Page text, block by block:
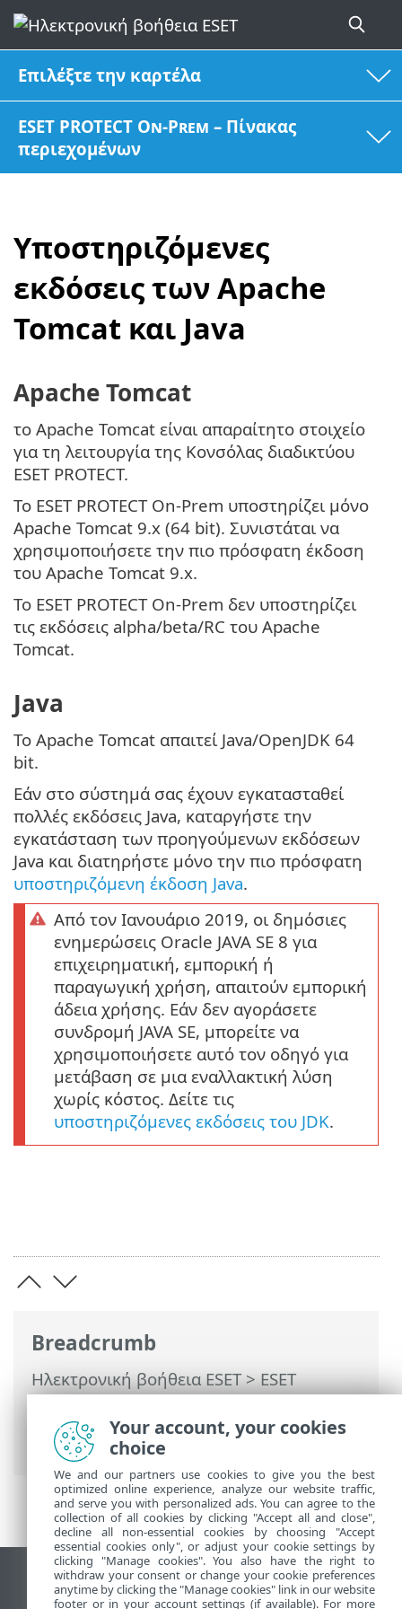
Επιλέξτε την καρτέλα
ESET PROTECT On-Prem – Πίνακας
περιεχομένων
Υποστηριζόμενες
εκδόσεις των Apache
Tomcat και Java
Breadcrumb
Ηλεκτρονική βοήθεια ESET>ESET
PROTECT On-Prem>Προδιαγραφές>
Υποστηριζόμενες εκδόσεις των Apache
Tomcat και Java
Apache Tomcat
το Apache Tomcat είναι απαραίτητο στοιχείο
για τη λειτουργία της Κονσόλας διαδικτύου
ESET PROTECT.
Το ESET PROTECT On-Prem υποστηρίζει μόνο
Apache Tomcat 9.x (64 bit). Συνιστάται να
χρησιμοποιήσετε την πιο πρόσφατη έκδοση
του Apache Tomcat 9.x.
Το ESET PROTECT On-Prem δεν υποστηρίζει
τις εκδόσεις alpha/beta/RC του Apache
Tomcat.
Java
Το Apache Tomcat απαιτεί Java/OpenJDK 64
bit.
Εάν στο σύστημά σας έχουν εγκατασταθεί
πολλές εκδόσεις Java, καταργήστε την
εγκατάσταση των προηγούμενων εκδόσεων
Java και διατηρήστε μόνο την πιο πρόσφατη
υποστηριζόμενη έκδοση Java.
Από τον Ιανουάριο 2019, οι δημόσιες
ενημερώσεις Oracle JAVA SE 8 για
επιχειρηματική, εμπορική ή
παραγωγική χρήση, απαιτούν εμπορική
άδεια χρήσης. Εάν δεν αγοράσετε
συνδρομή JAVA SE, μπορείτε να
χρησιμοποιήσετε αυτό τον οδηγό για
μετάβαση σε μια εναλλακτική λύση
χωρίς κόστος. Δείτε τις
υποστηριζόμενες εκδόσεις του JDK.
Προβολή ιστότοπου επιφάνειας εργασίας
Your account, your cookies
choice
We and our partners use cookies to give you the best
optimized online experience, analyze our website traffic,
and serve you with personalized ads. You can agree to the
collection of all cookies by clicking "Accept all and close",
decline all non-essential cookies by choosing "Accept
essential cookies only", or adjust your cookie settings by
clicking "Manage cookies". You also have the right to
withdraw your consent or change your cookie preferences
anytime by clicking the "Manage cookies" link in our website
footer or in your account settings (if available). For more